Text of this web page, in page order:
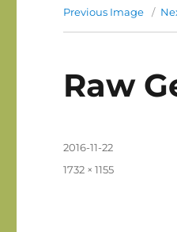
Previous Image
Raw
Posted
2016-11-22
Full
1732 × 1155